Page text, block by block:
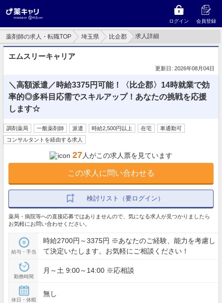
ログイン 会員登録
薬剤師の求人・転職TOP 埼玉県 比企郡 求人詳細
エムスリーキャリア
更新日: 2026年08月04日
＼高額派遣／時給3375円可能！〈比企郡〉14時就業で効
率的◎多科目応需でスキルアップ！あなたの挑戦を応援
します☆
調剤薬局 一般薬剤師 派遣 時給2,500円以上 在宅
車通勤可
コンサルタントを経由する求人
27人がこの求人票を見ています
この求人に問い合わせる
検討リスト（要ログイン）
薬局・病院等への直接応募ではありませんので、気になる求人が見つかりましたら
お気軽にお問い合わせください。
給与・手当
時給2700円～3375円 ※あなたのご経験、能力を考慮し
て決定いたします。お気軽にご相談ください！
勤務時間
月～土 9:00～14:00 ※応相談
休日・休暇
無し